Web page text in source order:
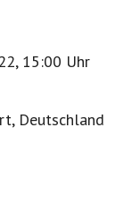
15:00 Uhr
Deutschland